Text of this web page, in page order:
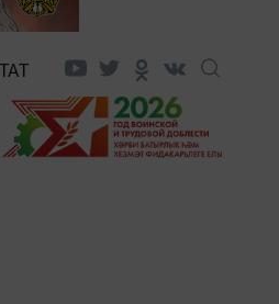
ТАТ